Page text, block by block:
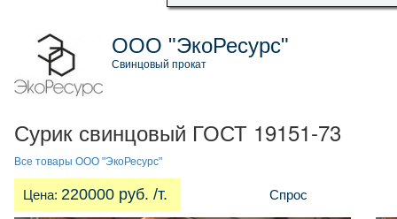
ООО "ЭкоРесурс"
Свинцовый прокат
Сурик свинцовый ГОСТ 19151-73
Все товары ООО "ЭкоРесурс"
Цена: 220000 руб. /т. Спрос